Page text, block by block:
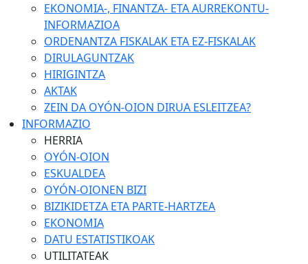
EKONOMIA-, FINANTZA- ETA AURREKONTU-
INFORMAZIOA
ORDENANTZA FISKALAK ETA EZ-FISKALAK
DIRULAGUNTZAK
HIRIGINTZA
AKTAK
ZEIN DA OYÓN-OION DIRUA ESLEITZEA?
INFORMAZIO
HERRIA
OYÓN-OION
ESKUALDEA
OYÓN-OIONEN BIZI
BIZIKIDETZA ETA PARTE-HARTZEA
EKONOMIA
DATU ESTATISTIKOAK
UTILITATEAK